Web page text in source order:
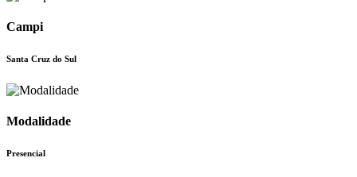
Campi
Santa Cruz do Sul
Modalidade
Presencial